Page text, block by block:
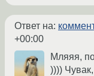
Ответ на:
+00:00
Мляяя,
))))